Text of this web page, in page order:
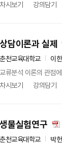
차시보기
강의담기
상담이론과 실제
춘천교육대학교 이
교류분석 이론의 관점
차시보기
강의담기
생물실험연구
춘천교육대학교 박